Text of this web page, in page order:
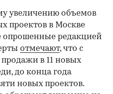
увеличению объемов
проектов в Москве
опрошенные редакцией
отмечают, что с
продажи в 11 новых
до конца года
новых проектов.